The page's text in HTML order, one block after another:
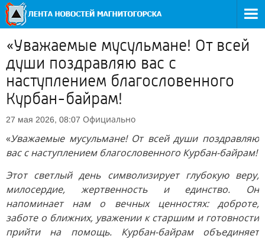
«Уважаемые мусульмане! От всей
души поздравляю вас с
наступлением благословенного
Курбан-байрам!
27 мая 2026, 08:07 Официально
«Уважаемые мусульмане! От всей души поздравляю
вас с наступлением благословенного Курбан-байрам!
Этот светлый день символизирует глубокую веру,
милосердие, жертвенность и единство. Он
напоминает нам о вечных ценностях: доброте,
заботе о ближних, уважении к старшим и готовности
прийти на помощь. Курбан-байрам объединяет